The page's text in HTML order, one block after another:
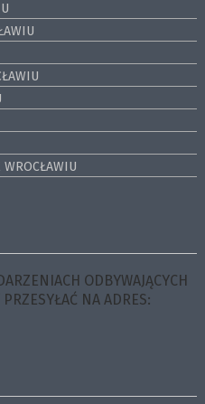
ODBYWAJĄCYCH
NA ADRES: